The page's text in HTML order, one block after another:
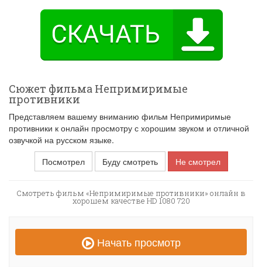
Сюжет фильма Непримиримые
противники
Представляем вашему вниманию фильм Непримиримые
противники к онлайн просмотру с хорошим звуком и отличной
озвучкой на русском языке.
Посмотрел
Буду смотреть Не смотрел
Смотреть фильм «Непримиримые противники» онлайн в
хорошем качестве HD 1080 720
Начать просмотр